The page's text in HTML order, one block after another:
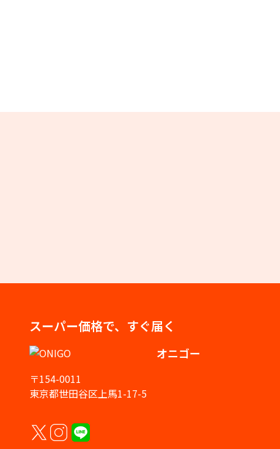
スーパー価格で、すぐ届く
オニゴー
〒154-0011
東京都世田谷区上馬1-17-5